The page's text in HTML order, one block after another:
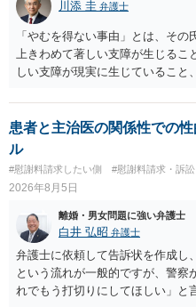
川添 圭 弁護士
「やむを得ない事由」とは、そ
上きわめて著しい支障が生じる
しい支障が現実に生じていること
できるかどうかがポイントです。
象ですので、上記(1)と(2)を説明で
に）提出することが必要になりま
明とそれに沿う資料の提出が必要
的・心理的な理由の氏変更は様々
護士へ依頼しても苦労することが
本人申立てをお考えであれば、医
れますので、性急な申立てをせず
万全の体制で申立てに臨んだ方が
患者と主治医の関係性での
ル
#慰謝料請求したい側 #慰謝料請求・訴訟
2026年8月5日
離婚・男女問題に強い弁護士
白井 弘昭 弁護士
弁護士に依頼して告訴状を作成し
という流れが一般的ですが、警察
れでもう打切りにしてほしい」と